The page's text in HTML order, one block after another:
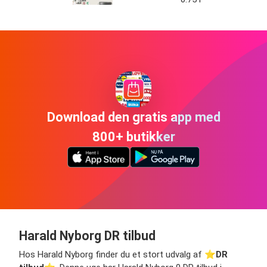
Download den gratis app med
800+ butikker
Harald Nyborg DR tilbud
Hos Harald Nyborg finder du et stort udvalg af ⭐️DR